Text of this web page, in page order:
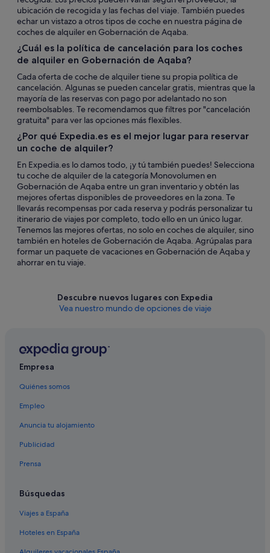
ubicación de recogida y las fechas del viaje. También puedes
echar un vistazo a otros tipos de coche en nuestra página de
coches de alquiler en Gobernación de Aqaba.
¿Cuál es la política de cancelación para los coches
de alquiler en Gobernación de Aqaba?
Cada oferta de coche de alquiler tiene su propia política de
cancelación. Algunas se pueden cancelar gratis, mientras que la
mayoría de las reservas con pago por adelantado no son
reembolsables. Te recomendamos que filtres por "cancelación
gratuita" para ver las opciones más flexibles.
¿Por qué Expedia.es es el mejor lugar para reservar
un coche de alquiler?
En Expedia.es lo damos todo, ¡y tú también puedes! Selecciona
tu coche de alquiler de la categoría Monovolumen en
Gobernación de Aqaba entre un gran inventario y obtén las
mejores ofertas disponibles de proveedores en la zona. Te
llevarás recompensas por cada reserva y podrás personalizar tu
itinerario de viajes por completo, todo ello en un único lugar.
Tenemos las mejores ofertas, no solo en coches de alquiler, sino
también en hoteles de Gobernación de Aqaba. Agrúpalas para
formar un paquete de vacaciones en Gobernación de Aqaba y
ahorrar en tu viaje.
Descubre nuevos lugares con Expedia
Vea nuestro mundo de opciones de viaje
Empresa
Quiénes somos
Empleo
Anuncia tu alojamiento
Publicidad
Prensa
Búsquedas
Viajes a España
Hoteles en España